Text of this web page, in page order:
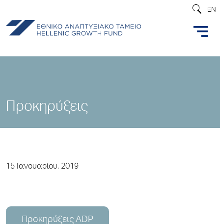
EN
Προκηρύξεις
15 Ιανουαρίου, 2019
Προκηρύξεις ADP